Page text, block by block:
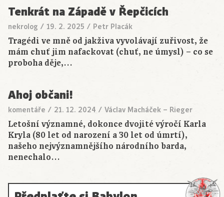
Tenkrát na Západě v Řepčicích
nekrolog / 19. 2. 2025 / Petr Placák
Tragédi ve mně od jakživa vyvolávají zuřivost, že
mám chuť jim nafackovat (chuť, ne úmysl) – co se
proboha děje,…
Ahoj občani!
komentáře / 21. 12. 2024 / Václav Macháček – Rieger
Letošní významné, dokonce dvojité výročí Karla
Kryla (80 let od narození a 30 let od úmrtí),
našeho nejvýznamnějšího národního barda,
nenechalo…